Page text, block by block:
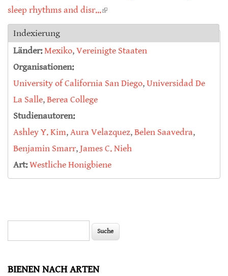
sleep rhythms and disr...(link is external)
Indexierung
Länder:Mexiko,Vereinigte Staaten
Organisationen:
University of California San Diego,Universidad De
La Salle,Berea College
Studienautoren:
Ashley Y. Kim,Aura Velazquez,Belen Saavedra,
Benjamin Smarr,James C. Nieh
Art:Westliche Honigbiene
BIENEN NACH ARTEN